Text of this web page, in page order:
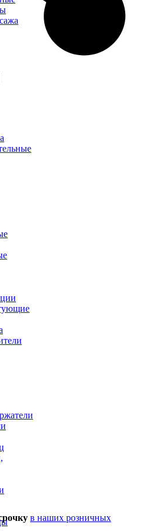
в наших розничных